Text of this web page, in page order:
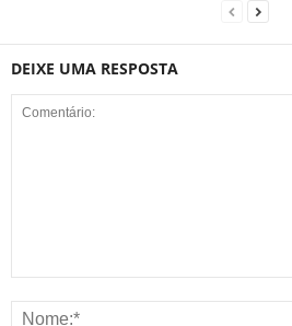
DEIXE UMA RESPOSTA